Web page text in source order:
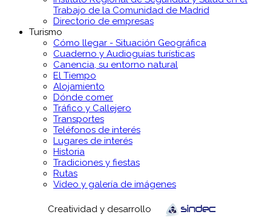
Trabajo de la Comunidad de Madrid
Directorio de empresas
Turismo
Cómo llegar - Situación Geográfica
Cuaderno y Audioguías turísticas
Canencia, su entorno natural
El Tiempo
Alojamiento
Dónde comer
Tráfico y Callejero
Transportes
Teléfonos de interés
Lugares de interés
Historia
Tradiciones y fiestas
Rutas
Vídeo y galería de imágenes
Creatividad y desarrollo